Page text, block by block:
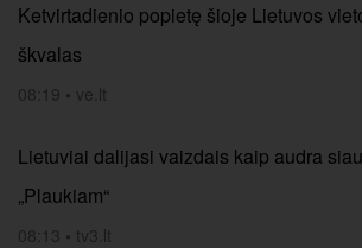
Ketvirtadienio popietę šioje Lietuvos
škvalas
08:19 • ve.lt
Lietuviai dalijasi vaizdais kaip audra
„Plaukiam“
08:13 • tv3.lt